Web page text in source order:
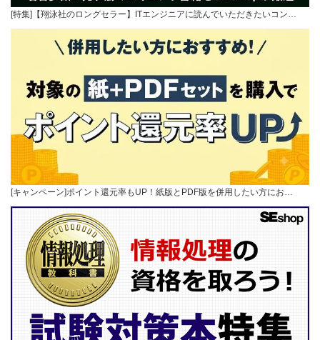
[特集]【翔泳社のロングセラー】ITエンジニアに読んでいただきたいコン…
[キャンペーン]ポイント還元率もUP！紙版とPDF版を併用したい方にお…